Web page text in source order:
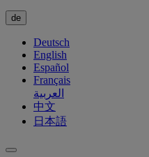
de
Deutsch
English
Español
Français
العربية
中文
日本語